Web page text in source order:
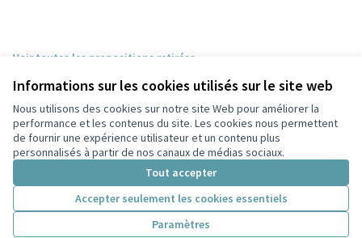
Informations sur les cookies utilisés sur le site web
Nous utilisons des cookies sur notre site Web pour améliorer la
performance et les contenus du site. Les cookies nous permettent
de fournir une expérience utilisateur et un contenu plus
personnalisés à partir de nos canaux de médias sociaux.
Tout accepter
Accepter seulement les cookies essentiels
Paramètres
Voir toutes les propositions retirées
Conditions d'utilisation
Paramètres des cookies
Participez Villeurbanne sur X
(Lien externe)
Participez Villeurbanne sur Facebook
Participez Villeurbanne sur Instagram
Participez Villeurbanne sur YouTube
(Lien externe)
Site réalisé grâce aulogiciel libre Decidim .
Licence
(Lien